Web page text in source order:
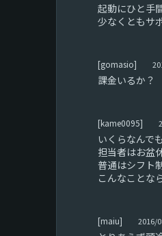
起動にひと手
少なくともサ
[gomasio]
課金いるか？
[kame0095]
いくらなんで
担当者はお盆
普通はシフト
こんなことな
[maiu] 2016/